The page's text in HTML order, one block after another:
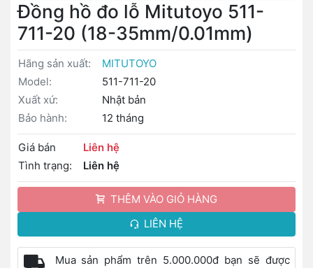
Đồng hồ đo lỗ Mitutoyo 511-
711-20 (18-35mm/0.01mm)
Hãng sản xuất:
MITUTOYO
Model:
511-711-20
Xuất xứ:
Nhật bản
Bảo hành:
12 tháng
Giá bán
Liên hệ
Tình trạng:
Liên hệ
THÊM VÀO GIỎ HÀNG
LIÊN HỆ
Mua sản phẩm trên 5.000.000đ bạn sẽ được